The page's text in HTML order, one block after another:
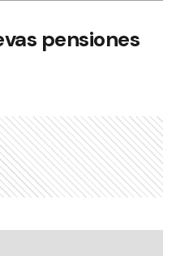
pensiones